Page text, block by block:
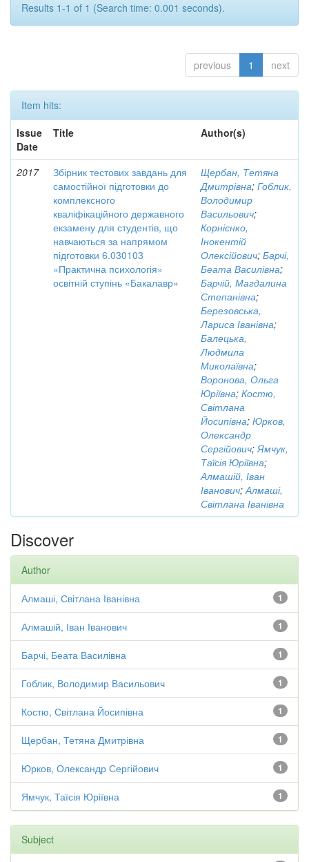
Results 1-1 of 1 (Search time: 0.001 seconds).
previous 1 next
Item hits:
Issue
Date
Title Author(s)
2017
Збірник тестових завдань для
самостійної підготовки до
комплексного
кваліфікаційного державного
екзамену для студентів, що
навчаються за напрямом
підготовки 6.030103
«Практична психологія»
освітній ступінь «Бакалавр»
Щербан, Тетяна
Дмитрівна; Гоблик,
Володимир
Васильович;
Корнієнко,
Інокентій
Олексійович; Барчі,
Беата Василівна;
Барчій, Магдалина
Степанівна;
Березовська,
Лариса Іванівна;
Балецька,
Людмила
Миколаївна;
Воронова, Ольга
Юріївна; Костю,
Світлана
Йосипівна; Юрков,
Олександр
Сергійович;Ямчук,
Таїсія Юріївна;
Алмашій, Іван
Іванович;Алмаші,
Світлана Іванівна
Discover
Author
1
Алмаші, Світлана Іванівна
1
Алмашій, Іван Іванович
1
Барчі, Беата Василівна
1
Гоблик, Володимир Васильович
1
Костю, Світлана Йосипівна
1
Щербан, Тетяна Дмитрівна
1
Юрков, Олександр Сергійович
1
Ямчук, Таїсія Юріївна
Subject